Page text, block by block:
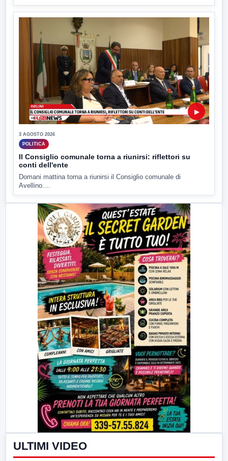
▶
3 AGOSTO 2026
POLITICA
Il Consiglio comunale torna a riunirsi: riflettori su
conti dell'ente
Domani mattina torna a riunirsi il Consiglio comunale di
Avellino....
ULTIMI VIDEO